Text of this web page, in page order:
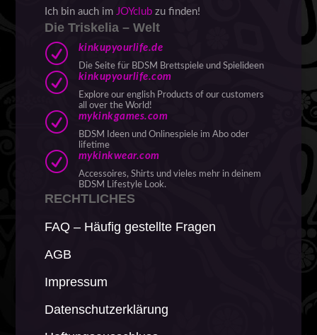
Ich bin auch im JOYclubzu finden!
Die Triskelia – Welt
R kinkupyourlife.de
Die Seite für BDSM Brettspiele und Spielideen
R kinkupyourlife.com
Explore our english Products of our customers
all over the World!
R mykinkgames.com
BDSM Ideen und Onlinespiele im Abo oder
lifetime
R mykinkwear.com
Accessoires, Shirts und vieles mehr in deinem
BDSM Lifestyle Look.
RECHTLICHES
FAQ – Häufig gestellte Fragen
AGB
Impressum
Datenschutzerklärung